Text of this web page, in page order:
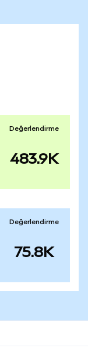
Değerlendirme
483.9K
Değerlendirme
75.8K